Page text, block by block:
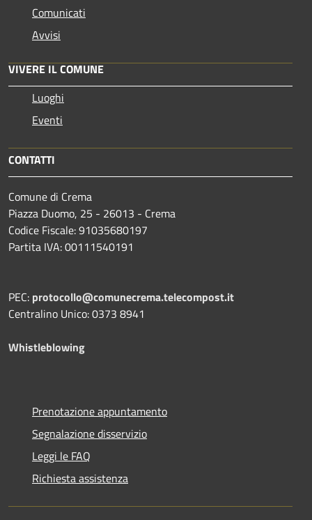
Comunicati
Avvisi
VIVERE IL COMUNE
Luoghi
Eventi
CONTATTI
Comune di Crema
Piazza Duomo, 25 - 26013 - Crema
Codice Fiscale: 91035680197
Partita IVA: 00111540191
PEC: protocollo@comunecrema.telecompost.it
Centralino Unico: 0373 8941
Whistleblowing
Prenotazione appuntamento
Segnalazione disservizio
Leggi le FAQ
Richiesta assistenza